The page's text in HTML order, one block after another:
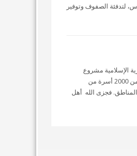
لتدفئة الصفوف وتوفير
الإسلامية مشروع
الأضاحي لهذا العام. حيث ساهم هذا المشروع في إدخال الفرحة والسرور على أكثر من 2000 أسرة من
فجزى الله أهل